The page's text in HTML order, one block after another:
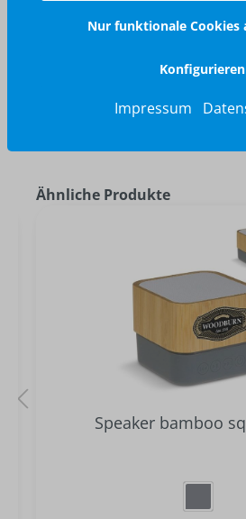
Jetzt anfragen
Ähnliche Produkte
Speaker bamboo
Nur funktionale Cookies
Konfigurieren
Impressum